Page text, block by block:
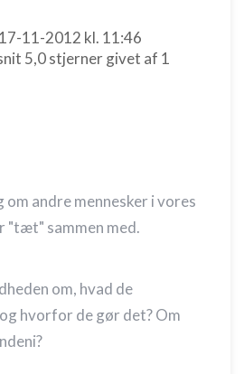
17-11-2012 kl. 11:46
5,0stjerner givet af 1
andre mennesker i vores
"tæt" sammen med.
om, hvad de
hvorfor de gør det? Om